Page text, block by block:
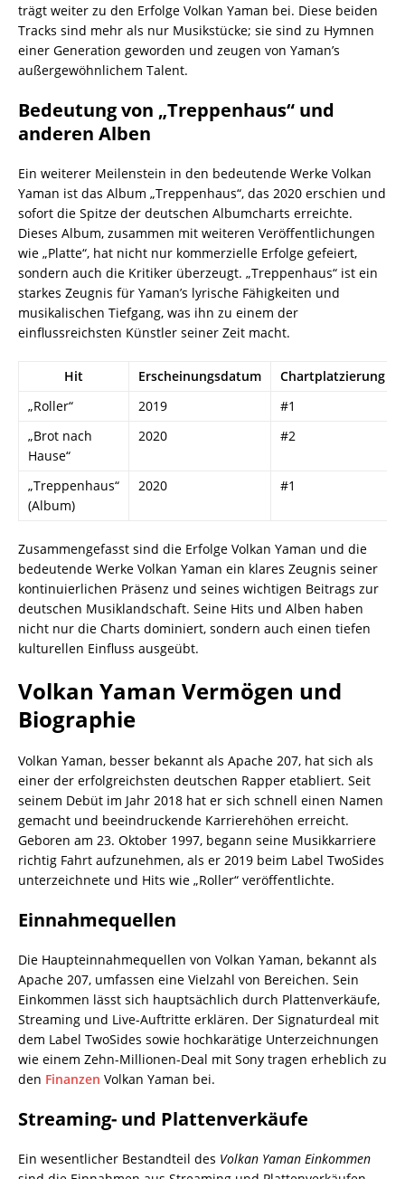
trägt weiter zu den Erfolge Volkan Yaman bei. Diese beiden
Tracks sind mehr als nur Musikstücke; sie sind zu Hymnen
einer Generation geworden und zeugen von Yaman’s
außergewöhnlichem Talent.
Bedeutung von „Treppenhaus“ und
anderen Alben
Ein weiterer Meilenstein in den bedeutende Werke Volkan
Yaman ist das Album „Treppenhaus“, das 2020 erschien und
sofort die Spitze der deutschen Albumcharts erreichte.
Dieses Album, zusammen mit weiteren Veröffentlichungen
wie „Platte“, hat nicht nur kommerzielle Erfolge gefeiert,
sondern auch die Kritiker überzeugt. „Treppenhaus“ ist ein
starkes Zeugnis für Yaman’s lyrische Fähigkeiten und
musikalischen Tiefgang, was ihn zu einem der
einflussreichsten Künstler seiner Zeit macht.
Hit Erscheinungsdatum
Chartplatzierung
„Roller“
2019
#1
„Brot nach
Hause“
2020 #2
„Treppenhaus“
(Album)
2020 #1
Zusammengefasst sind die Erfolge Volkan Yaman und die
bedeutende Werke Volkan Yaman ein klares Zeugnis seiner
kontinuierlichen Präsenz und seines wichtigen Beitrags zur
deutschen Musiklandschaft. Seine Hits und Alben haben
nicht nur die Charts dominiert, sondern auch einen tiefen
kulturellen Einfluss ausgeübt.
Volkan Yaman Vermögen und
Biographie
Volkan Yaman, besser bekannt als Apache 207, hat sich als
einer der erfolgreichsten deutschen Rapper etabliert. Seit
seinem Debüt im Jahr 2018 hat er sich schnell einen Namen
gemacht und beeindruckende Karrierehöhen erreicht.
Geboren am 23. Oktober 1997, begann seine Musikkarriere
richtig Fahrt aufzunehmen, als er 2019 beim Label TwoSides
unterzeichnete und Hits wie „Roller“ veröffentlichte.
Einnahmequellen
Die Haupteinnahmequellen von Volkan Yaman, bekannt als
Apache 207, umfassen eine Vielzahl von Bereichen. Sein
Einkommen lässt sich hauptsächlich durch Plattenverkäufe,
Streaming und Live-Auftritte erklären. Der Signaturdeal mit
dem Label TwoSides sowie hochkarätige Unterzeichnungen
wie einem Zehn-Millionen-Deal mit Sony tragen erheblich zu
den Finanzen Volkan Yaman bei.
Streaming- und Plattenverkäufe
Ein wesentlicher Bestandteil des Volkan Yaman Einkommen